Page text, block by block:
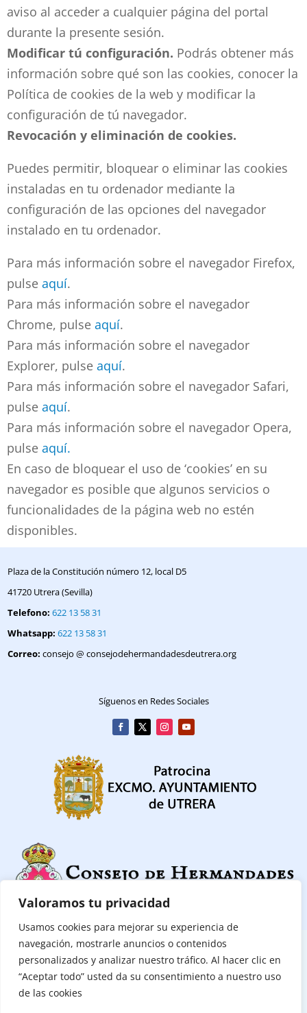
Valoramos tu privacidad
Usamos cookies para mejorar su experiencia de
navegación, mostrarle anuncios o contenidos
personalizados y analizar nuestro tráfico. Al hacer clic en
“Aceptar todo” usted da su consentimiento a nuestro uso
de las cookies
aviso al acceder a cualquier página del portal
durante la presente sesión.
Modificar tú configuración. Podrás obtener más
información sobre qué son las cookies, conocer la
Política de cookies de la web y modificar la
configuración de tú navegador.
Revocación y eliminación de cookies.
Puedes permitir, bloquear o eliminar las cookies
instaladas en tu ordenador mediante la
configuración de las opciones del navegador
instalado en tu ordenador.
Para más información sobre el navegador Firefox,
pulse aquí.
Para más información sobre el navegador
Chrome, pulse aquí.
Para más información sobre el navegador
Explorer, pulse aquí.
Para más información sobre el navegador Safari,
pulse aquí.
Para más información sobre el navegador Opera,
pulse aquí.
En caso de bloquear el uso de ‘cookies’ en su
navegador es posible que algunos servicios o
funcionalidades de la página web no estén
disponibles.
Plaza de la Constitución número 12, local D5
41720 Utrera (Sevilla)
Telefono: 622 13 58 31
Whatsapp: 622 13 58 31
Correo: consejo @ consejodehermandadesdeutrera.org
Síguenos en Redes Sociales
CONTACTAR | POLITICA DE PRIVACIDAD | POLÍTICA DE COOKIES
(C) Consejo de Hermandades y Cofradías de Utrera 2026